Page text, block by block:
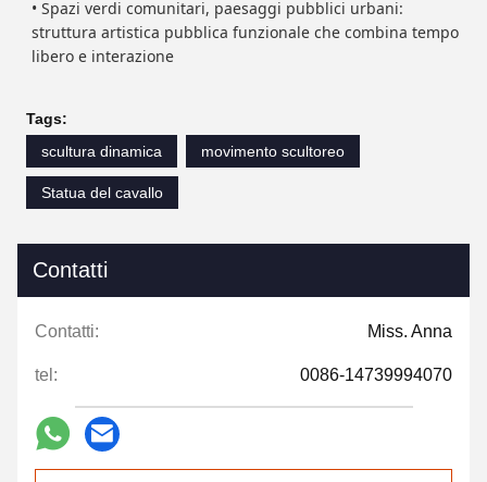
• Spazi verdi comunitari, paesaggi pubblici urbani:
struttura artistica pubblica funzionale che combina tempo
libero e interazione
Tags:
scultura dinamica
movimento scultoreo
Statua del cavallo
Contatti
Contatti: Miss. Anna
tel: 0086-14739994070